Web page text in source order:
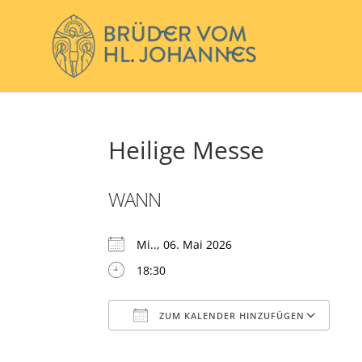
Heilige Messe
WANN
Mi.., 06. Mai 2026
18:30
ZUM KALENDER HINZUFÜGEN